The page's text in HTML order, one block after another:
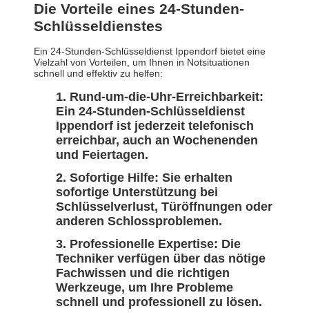
Die Vorteile eines 24-Stunden-
Schlüsseldienstes
Ein 24-Stunden-Schlüsseldienst Ippendorf bietet eine
Vielzahl von Vorteilen, um Ihnen in Notsituationen
schnell und effektiv zu helfen:
Rund-um-die-Uhr-Erreichbarkeit:
Ein 24-Stunden-Schlüsseldienst
Ippendorf ist jederzeit telefonisch
erreichbar, auch an Wochenenden
und Feiertagen.
Sofortige Hilfe: Sie erhalten
sofortige Unterstützung bei
Schlüsselverlust, Türöffnungen oder
anderen Schlossproblemen.
Professionelle Expertise: Die
Techniker verfügen über das nötige
Fachwissen und die richtigen
Werkzeuge, um Ihre Probleme
schnell und professionell zu lösen.